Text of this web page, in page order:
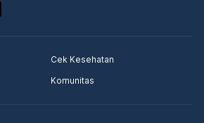
Cek Kesehatan
Komunitas